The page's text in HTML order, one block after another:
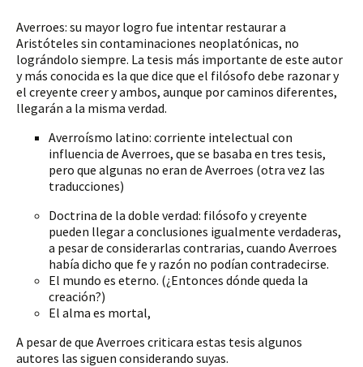
Averroes: su mayor logro fue intentar restaurar a
Aristóteles sin contaminaciones neoplatónicas, no
lográndolo siempre. La tesis más importante de este autor
y más conocida es la que dice que el filósofo debe razonar y
el creyente creer y ambos, aunque por caminos diferentes,
llegarán a la misma verdad.
Averroísmo latino: corriente intelectual con
influencia de Averroes, que se basaba en tres tesis,
pero que algunas no eran de Averroes (otra vez las
traducciones)
Doctrina de la doble verdad: filósofo y creyente
pueden llegar a conclusiones igualmente verdaderas,
a pesar de considerarlas contrarias, cuando Averroes
había dicho que fe y razón no podían contradecirse.
El mundo es eterno. (¿Entonces dónde queda la
creación?)
El alma es mortal,
A pesar de que Averroes criticara estas tesis algunos
autores las siguen considerando suyas.